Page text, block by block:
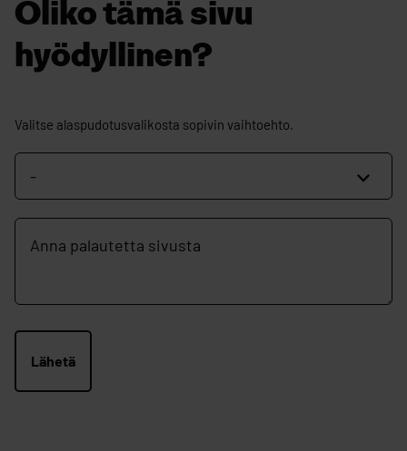
Oliko tämä sivu
hyödyllinen?
Oliko
Valitse alaspudotusvalikosta sopivin vaihtoehto.
Vapaamuotoinen
palautekenttä